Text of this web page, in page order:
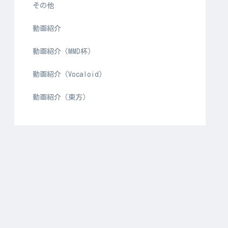
その他
動画紹介
動画紹介（MMD杯）
動画紹介（Vocaloid）
動画紹介（東方）